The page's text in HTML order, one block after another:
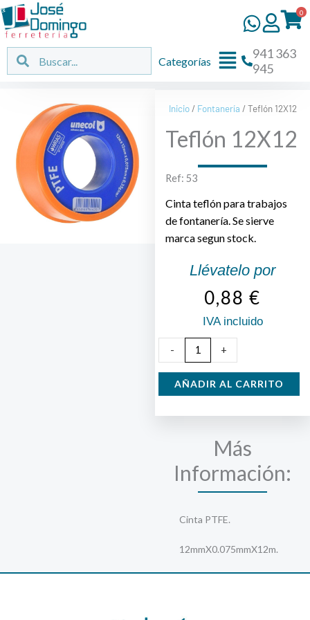
Ir
al
contenido
0
Buscar Buscar
Flyout
Categorías
941 363
945
Inicio/ Fontanería / Teflón 12X12
Teflón 12X12
Ref: 53
Cinta teflón para trabajos
de fontanería. Se sierve
marca segun stock.
Llévatelo por
0,88 €
IVA incluido
-
12X12
cantidad
+
AÑADIR AL CARRITO
Más
Información:
Cinta PTFE.
12mmX0.075mmX12m.